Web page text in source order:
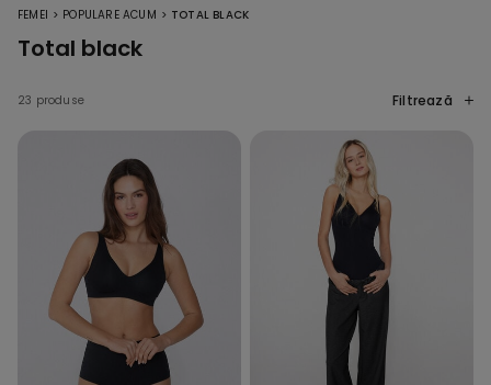
FEMEI > POPULARE ACUM > TOTAL BLACK
Total black
23 produse Filtrează